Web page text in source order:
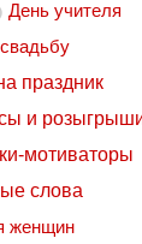
День учителя
праздник
и
мотиваторы
слова
женщин